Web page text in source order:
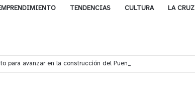
TENDENCIAS CULTURA LA CRUZ
para avanzar en la construcción del Puente Colón de Limache